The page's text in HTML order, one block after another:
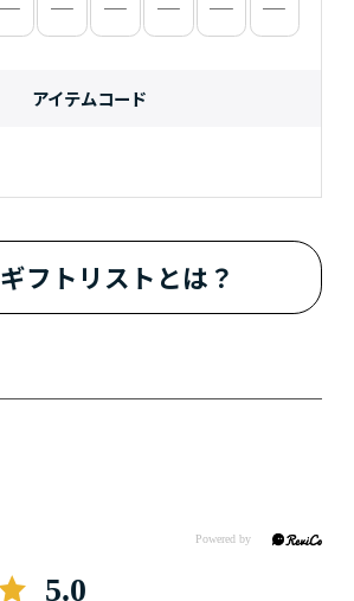
アイテムコード
ギフトリストとは？
5.0